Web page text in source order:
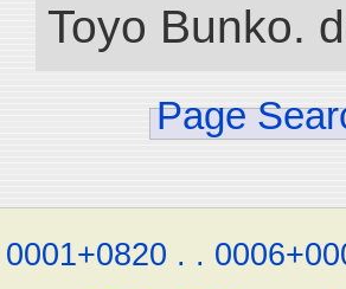
Toyo Bunko.
Page
0001+0820 . .